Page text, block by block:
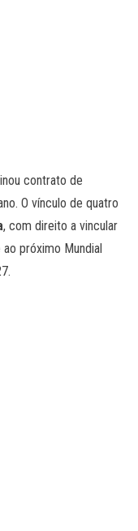
contrato de
O vínculo de quatro
, com direito a vincular
ao próximo Mundial